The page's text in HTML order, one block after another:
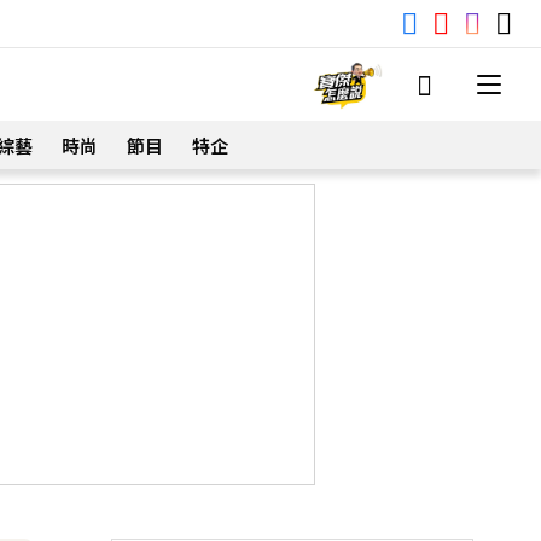
藝 時尚 節目 特企